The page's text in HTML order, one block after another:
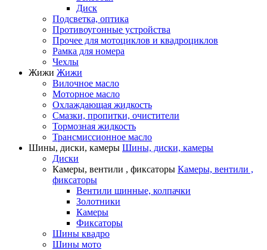
Диск
Подсветка, оптика
Противоугонные устройства
Прочее для мотоциклов и квадроциклов
Рамка для номера
Чехлы
Жижи Жижи
Вилочное масло
Моторное масло
Охлаждающая жидкость
Смазки, пропитки, очистители
Тормозная жидкость
Трансмиссионное масло
Шины, диски, камеры Шины, диски, камеры
Диски
Камеры, вентили , фиксаторы Камеры, вентили ,
фиксаторы
Вентили шинные, колпачки
Золотники
Камеры
Фиксаторы
Шины квадро
Шины мото